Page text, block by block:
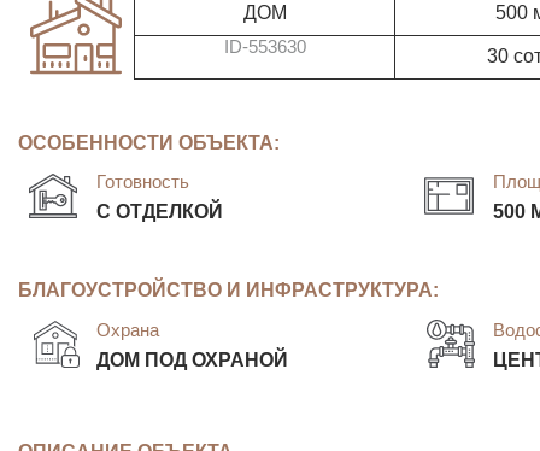
ДОМ 500
ID-553630 30
ОСОБЕННОСТИ ОБЪЕКТА:
Готовность
С ОТДЕЛКОЙ 500
БЛАГОУСТРОЙСТВО И ИНФРАСТРУКТУРА:
Охрана
ДОМ ПОД ОХРАНОЙ